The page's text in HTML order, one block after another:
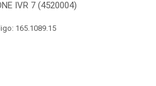
IVR 7 (4520004)
165.1089.15